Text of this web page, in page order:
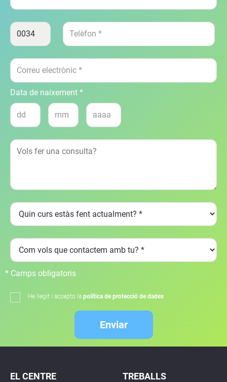
Data de naixement *
* Camps obligatoris
He llegit i accepto la política de protecció de dades
Enviar
EL CENTRE TREBALLS